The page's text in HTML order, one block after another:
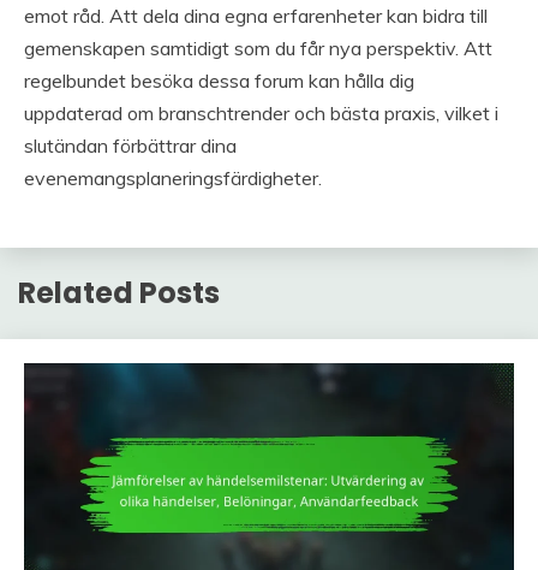
emot råd. Att dela dina egna erfarenheter kan bidra till
gemenskapen samtidigt som du får nya perspektiv. Att
regelbundet besöka dessa forum kan hålla dig
uppdaterad om branschtrender och bästa praxis, vilket i
slutändan förbättrar dina
evenemangsplaneringsfärdigheter.
Related Posts